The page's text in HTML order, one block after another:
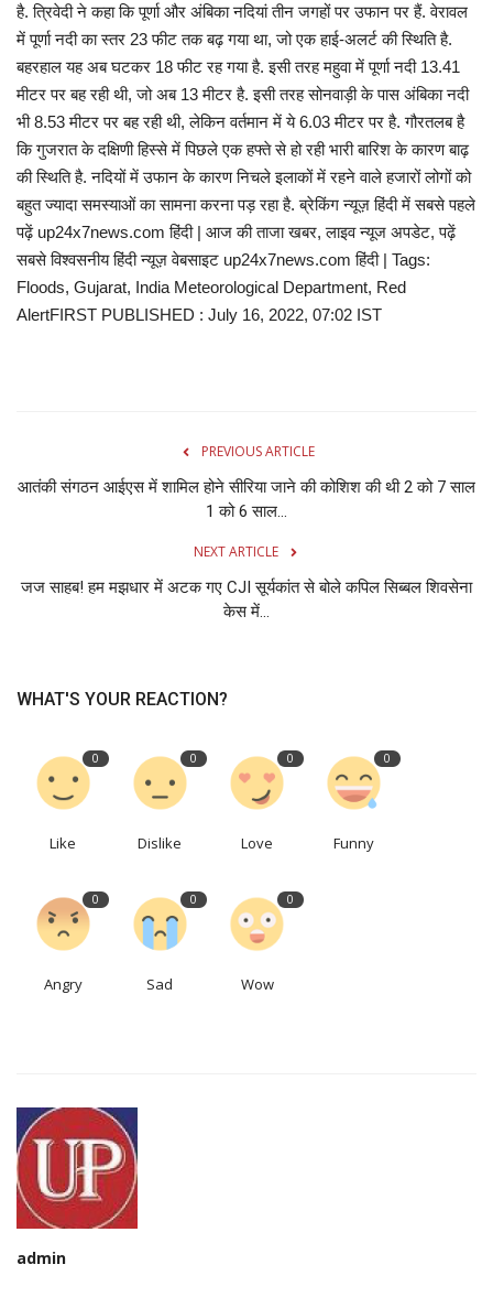
है. त्रिवेदी ने कहा कि पूर्णा और अंबिका नदियां तीन जगहों पर उफान पर हैं. वेरावल
में पूर्णा नदी का स्तर 23 फीट तक बढ़ गया था, जो एक हाई-अलर्ट की स्थिति है.
बहरहाल यह अब घटकर 18 फीट रह गया है. इसी तरह महुवा में पूर्णा नदी 13.41
मीटर पर बह रही थी, जो अब 13 मीटर है. इसी तरह सोनवाड़ी के पास अंबिका नदी
भी 8.53 मीटर पर बह रही थी, लेकिन वर्तमान में ये 6.03 मीटर पर है. गौरतलब है
कि गुजरात के दक्षिणी हिस्से में पिछले एक हफ्ते से हो रही भारी बारिश के कारण बाढ़
की स्थिति है. नदियों में उफान के कारण निचले इलाकों में रहने वाले हजारों लोगों को
बहुत ज्यादा समस्याओं का सामना करना पड़ रहा है. ब्रेकिंग न्यूज़ हिंदी में सबसे पहले
पढ़ें up24x7news.com हिंदी | आज की ताजा खबर, लाइव न्यूज अपडेट, पढ़ें
सबसे विश्वसनीय हिंदी न्यूज़ वेबसाइट up24x7news.com हिंदी | Tags:
Floods, Gujarat, India Meteorological Department, Red
AlertFIRST PUBLISHED : July 16, 2022, 07:02 IST
PREVIOUS ARTICLE
आतंकी संगठन आईएस में शामिल होने सीरिया जाने की कोशिश की थी 2 को 7 साल
1 को 6 साल...
NEXT ARTICLE
जज साहब! हम मझधार में अटक गए CJI सूर्यकांत से बोले कपिल सिब्‍बल शिवसेना
केस में...
WHAT'S YOUR REACTION?
0
Like
0
Dislike
0
Love
0
Funny
0
Angry
0
Sad
0
Wow
admin